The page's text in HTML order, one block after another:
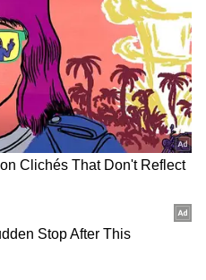
ಸುರಿದ ಧಾರಾಕಾರ ಮಳೆ
ವರುಣನ ಅಬ್ಬರದಿಂದ ಅಪಾರ
ರಸ್ತೆಗಳು
ತುಂಬಿ